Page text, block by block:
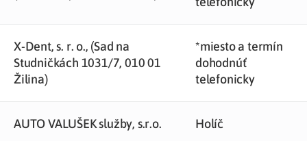
X-Dent, s. r. o., (Sad na
Studničkách 1031/7, 010 01
Žilina)
*miesto a termín
dohodnúť
telefonicky
AUTO VALUŠEK služby, s.r.o. Holíč